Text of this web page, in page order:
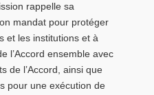
rappelle sa
mandat pour protéger
et les institutions et à
l’Accord ensemble avec
de l’Accord, ainsi que
pour une exécution de